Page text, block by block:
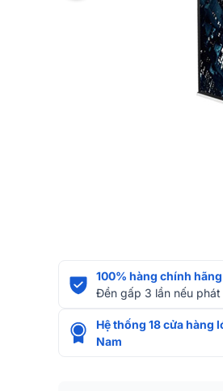
100% hàng chính hãng
Đền gấp 3 lần nếu phát
Hệ thống 18 cửa hàng
Nam